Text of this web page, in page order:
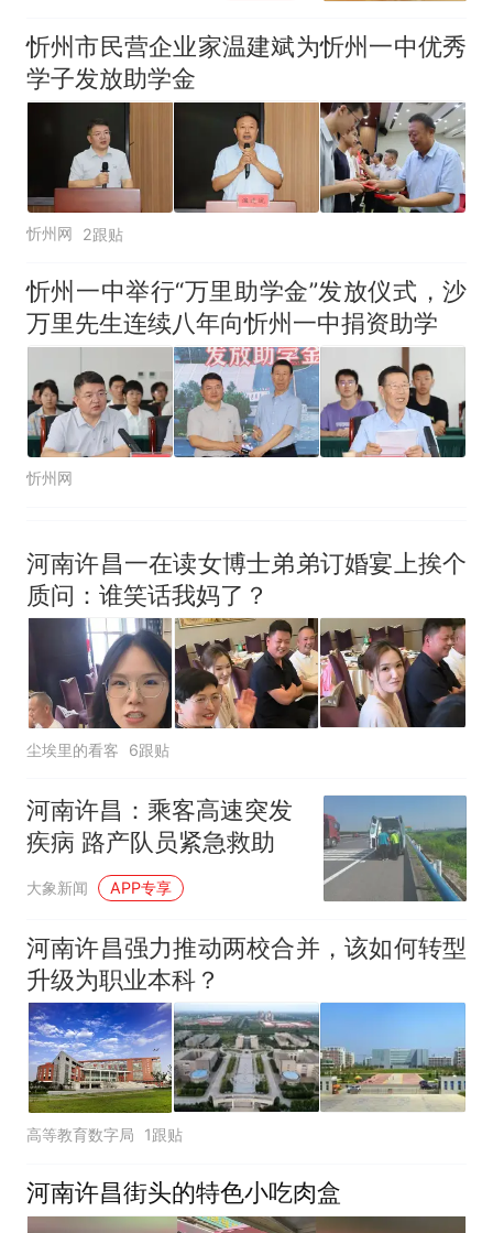
人生
忻州市民营企业家温建斌为忻州一中优秀
学子发放助学金
忻州网 2跟贴
忻州一中举行“万里助学金”发放仪式，沙
万里先生连续八年向忻州一中捐资助学
忻州网
河南许昌一在读女博士弟弟订婚宴上挨个
质问：谁笑话我妈了？
尘埃里的看客 6跟贴
河南许昌：乘客高速突发
疾病 路产队员紧急救助
大象新闻 APP专享
河南许昌强力推动两校合并，该如何转型
升级为职业本科？
高等教育数字局 1跟贴
河南许昌街头的特色小吃肉盒